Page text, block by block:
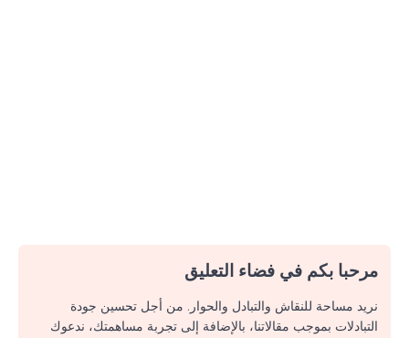
مرحبا بكم في فضاء التعليق
نريد مساحة للنقاش والتبادل والحوار. من أجل تحسين جودة
التبادلات بموجب مقالاتنا، بالإضافة إلى تجربة مساهمتك، ندعوك